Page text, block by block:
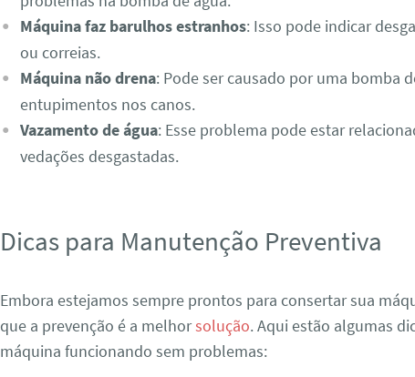
Máquina faz barulhos estranhos: Isso pode indicar
ou correias.
Máquina não drena: Pode ser causado por uma bomba
entupimentos nos canos.
Vazamento de água: Esse problema pode estar
vedações desgastadas.
Dicas para Manutenção Preventiva
Embora estejamos sempre prontos para consertar sua
que a prevenção é a melhorsolução. Aqui estão algumas
máquina funcionando sem problemas: